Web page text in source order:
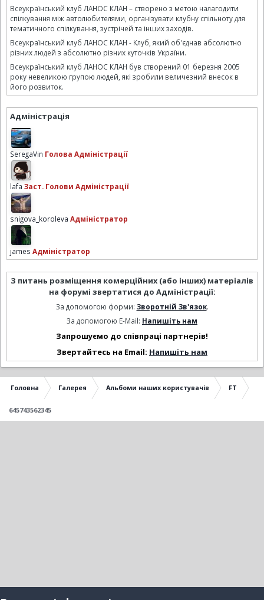
Всеукраїнський клуб ЛАНОС КЛАН – створено з метою налагодити
спілкування між автолюбителями, організувати клубну спільноту для
тематичного спілкування, зустрічей та інших заходів.
Всеукраїнський клуб ЛАНОС КЛАН - Клуб, який об'єднав абсолютно
різних людей з абсолютно різних куточків України.
Всеукраїнський клуб ЛАНОС КЛАН був створений 01 березня 2005
року невеликою групою людей, які зробили величезний внесок в
його розвиток.
Адміністрація
SeregaVin Голова Адміністрації
lafa Заст. Голови Адміністрації
snigova_koroleva Адміністратор
james Адміністратор
З питань розміщення комерційних (або інших) матеріалів
на форумі звертатися до Адміністрації:
За допомогою форми: Зворотній Зв'язок.
За допомогою E-Mail: Напишіть нам
Запрошуємо до співпраці партнерів!
Звертайтесь на Email: Напишіть нам
Головна Галерея Альбоми наших користувачів FT
645743562345